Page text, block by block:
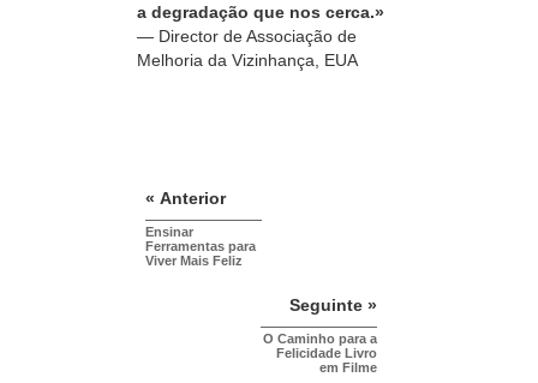
a degradação que nos cerca.»
— Director de Associação de
Melhoria da Vizinhança, EUA
« Anterior
Ensinar
Ferramentas para
Viver Mais Feliz
Seguinte »
O Caminho para a
Felicidade Livro
em Filme